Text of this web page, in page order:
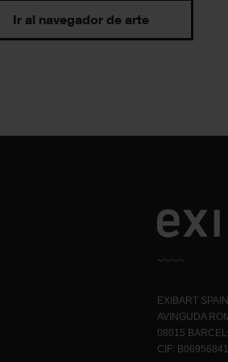
Ir al navegador de arte
EXIBART
AVINGUDA
08015
CIF: B06956841